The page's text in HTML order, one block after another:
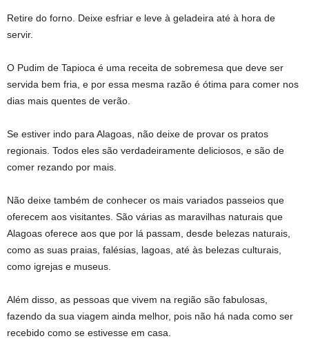
Retire do forno. Deixe esfriar e leve à geladeira até à hora de
servir.
O Pudim de Tapioca é uma receita de sobremesa que deve ser
servida bem fria, e por essa mesma razão é ótima para comer nos
dias mais quentes de verão.
Se estiver indo para Alagoas, não deixe de provar os pratos
regionais. Todos eles são verdadeiramente deliciosos, e são de
comer rezando por mais.
Não deixe também de conhecer os mais variados passeios que
oferecem aos visitantes. São várias as maravilhas naturais que
Alagoas oferece aos que por lá passam, desde belezas naturais,
como as suas praias, falésias, lagoas, até às belezas culturais,
como igrejas e museus.
Além disso, as pessoas que vivem na região são fabulosas,
fazendo da sua viagem ainda melhor, pois não há nada como ser
recebido como se estivesse em casa.